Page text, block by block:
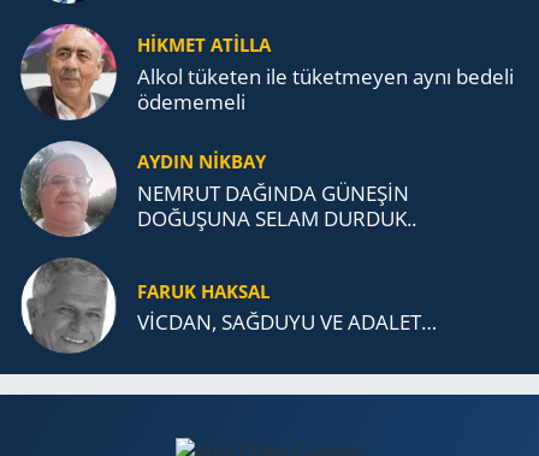
TEŞKİLATI’NA UZANAN MİRASI
HİKMET ATİLLA
Alkol tü­ke­ten ile tü­ket­me­yen aynı be­de­li
öde­me­me­li
AYDIN NİKBAY
NEMRUT DAĞINDA GÜNEŞİN
DOĞUŞUNA SELAM DURDUK..
FARUK HAKSAL
VİCDAN, SAĞ­DU­YU VE ADA­LET…